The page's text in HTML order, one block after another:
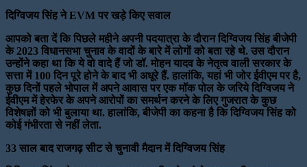
दिग्विजय सिंह ने EVM पर खड़े किए सवाल
आपको बता दें कि पिछले महीने अपनी पदयात्रा के दौरान दिग्विजय सिंह बीजेपी
के 2023 विधानसभा चुनाव के वादों के बारे में लोगों को बता रहे थे. उस दौरान
उन्होंने कहा था कि ये वो वादे हैं जो डॉ. मोहन यादव के नेतृत्व वाली सरकार के
सत्ता में 100 दिन पूरे होने के बाद भी अधूरे हैं. हालांकि, यहां भी जोर ईवीएम पर है,
कुछ दिनों पहले भोपाल में अपने आवास पर एक मॉक पोल के जरिये दिग्विजय ने
ईवीएम में हेरफेर के अपने आरोपों का समर्थन करने के लिए गुजरात के कुछ
विशेषज्ञों को भी बुलाया था. हालांकि, बीजेपी का कहना है कि दिग्विजय सिंह को
कोई गंभीरता से नहीं लेता.
33 साल बाद राजगढ़ सीट से चुनावी मैदान में दिग्विजय सिंह